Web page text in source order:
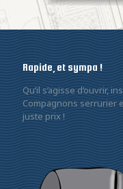
Rapide, et sympa !
Qu’il s’agisse d’ouvrir,
Compagnons serrurier
juste prix !